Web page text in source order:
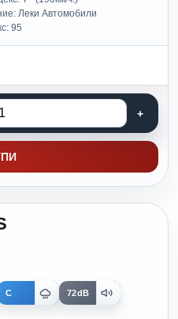
Леки Автомобили
95
C 72dB